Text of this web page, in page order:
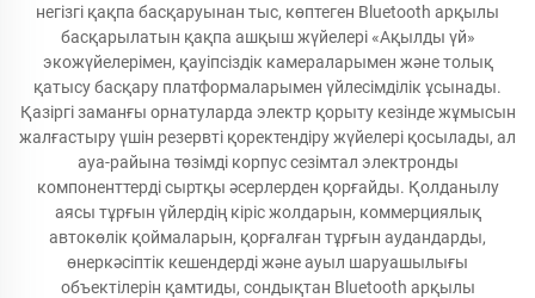
негізгі қақпа басқаруынан тыс, көптеген Bluetooth арқылы
басқарылатын қақпа ашқыш жүйелері «Ақылды үй»
экожүйелерімен, қауіпсіздік камераларымен және толық
қатысу басқару платформаларымен үйлесімділік ұсынады.
Қазіргі заманғы орнатуларда электр қорыту кезінде жұмысын
жалғастыру үшін резервті қоректендіру жүйелері қосылады, ал
ауа-райына төзімді корпус сезімтал электронды
компоненттерді сыртқы әсерлерден қорғайды. Қолданылу
аясы тұрғын үйлердің кіріс жолдарын, коммерциялық
автокөлік қоймаларын, қорғалған тұрғын аудандарды,
өнеркәсіптік кешендерді және ауыл шаруашылығы
объектілерін қамтиды, сондықтан Bluetooth арқылы